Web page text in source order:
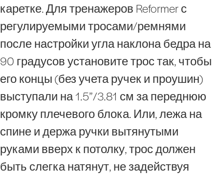
каретке. Для тренажеров Reformer с
регулируемыми тросами/ремнями
после настройки угла наклона бедра на
90 градусов установите трос так, чтобы
его концы (без учета ручек и проушин)
выступали на 1.5”/3.81 см за переднюю
кромку плечевого блока. Или, лежа на
спине и держа ручки вытянутыми
руками вверх к потолку, трос должен
быть слегка натянут, не задействуя